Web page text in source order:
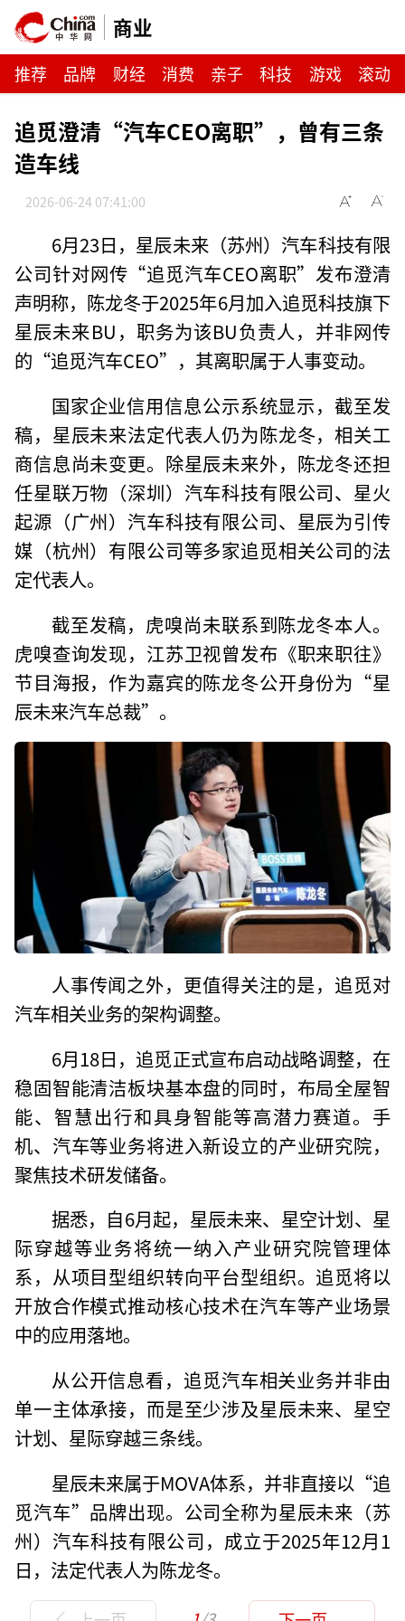
商业
推荐 品牌 财经 消费 亲子 科技 游戏 滚动
追觅澄清“汽车CEO离职”，曾有三条
造车线
2026-06-24 07:41:00
6月23日，星辰未来（苏州）汽车科技有限
公司针对网传“追觅汽车CEO离职”发布澄清
声明称，陈龙冬于2025年6月加入追觅科技旗下
星辰未来BU，职务为该BU负责人，并非网传
的“追觅汽车CEO”，其离职属于人事变动。
国家企业信用信息公示系统显示，截至发
稿，星辰未来法定代表人仍为陈龙冬，相关工
商信息尚未变更。除星辰未来外，陈龙冬还担
任星联万物（深圳）汽车科技有限公司、星火
起源（广州）汽车科技有限公司、星辰为引传
媒（杭州）有限公司等多家追觅相关公司的法
定代表人。
截至发稿，虎嗅尚未联系到陈龙冬本人。
虎嗅查询发现，江苏卫视曾发布《职来职往》
节目海报，作为嘉宾的陈龙冬公开身份为“星
辰未来汽车总裁”。
人事传闻之外，更值得关注的是，追觅对
汽车相关业务的架构调整。
6月18日，追觅正式宣布启动战略调整，在
稳固智能清洁板块基本盘的同时，布局全屋智
能、智慧出行和具身智能等高潜力赛道。手
机、汽车等业务将进入新设立的产业研究院，
聚焦技术研发储备。
据悉，自6月起，星辰未来、星空计划、星
际穿越等业务将统一纳入产业研究院管理体
系，从项目型组织转向平台型组织。追觅将以
开放合作模式推动核心技术在汽车等产业场景
中的应用落地。
从公开信息看，追觅汽车相关业务并非由
单一主体承接，而是至少涉及星辰未来、星空
计划、星际穿越三条线。
星辰未来属于MOVA体系，并非直接以“追
觅汽车”品牌出现。公司全称为星辰未来（苏
州）汽车科技有限公司，成立于2025年12月1
日，法定代表人为陈龙冬。